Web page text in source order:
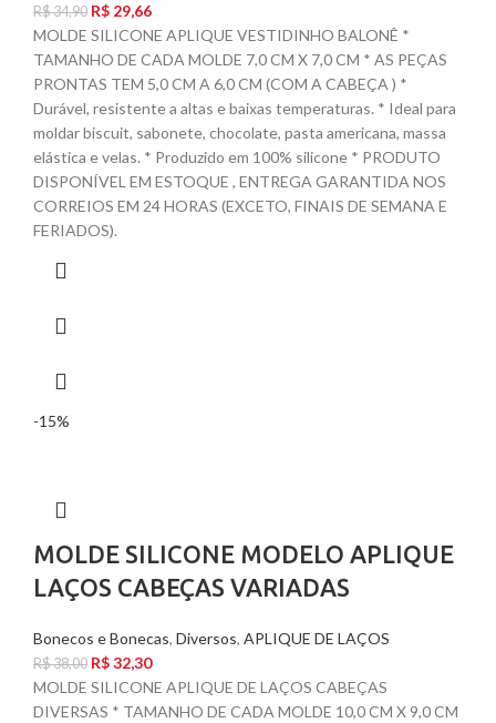
R$34,90 R$ 29,66
MOLDE SILICONE APLIQUE VESTIDINHO BALONÊ *
TAMANHO DE CADA MOLDE 7,0 CM X 7,0 CM * AS PEÇAS
PRONTAS TEM 5,0 CM A 6,0 CM (COM A CABEÇA ) *
Durável, resistente a altas e baixas temperaturas. * Ideal para
moldar biscuit, sabonete, chocolate, pasta americana, massa
elástica e velas. * Produzido em 100% silicone * PRODUTO
DISPONÍVEL EM ESTOQUE , ENTREGA GARANTIDA NOS
CORREIOS EM 24 HORAS (EXCETO, FINAIS DE SEMANA E
FERIADOS).
-15%
MOLDE SILICONE MODELO APLIQUE
LAÇOS CABEÇAS VARIADAS
Bonecos e Bonecas, Diversos, APLIQUE DE LAÇOS
R$38,00 R$32,30
MOLDE SILICONE APLIQUE DE LAÇOS CABEÇAS
DIVERSAS * TAMANHO DE CADA MOLDE 10,0 CM X 9,0 CM